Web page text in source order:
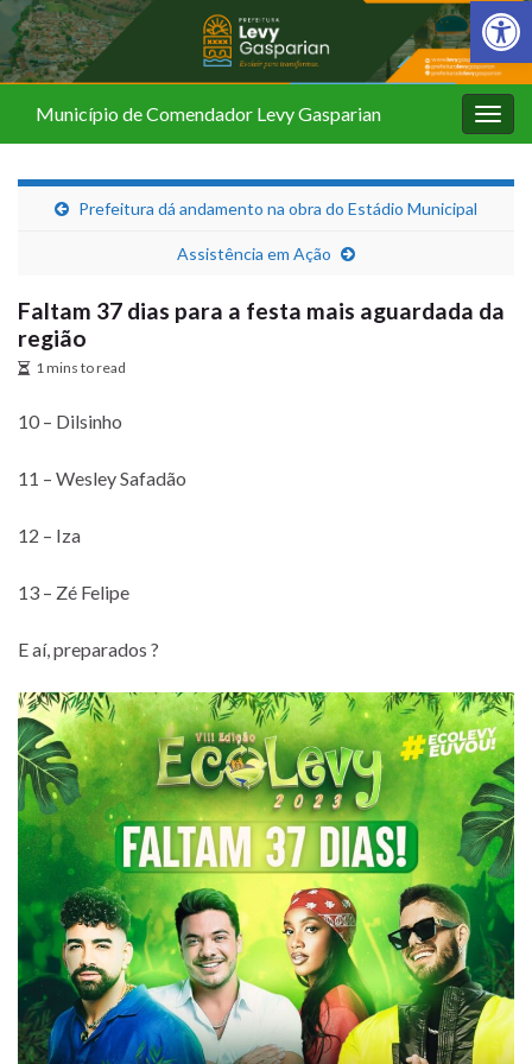
Barra de
Município de Comendador Levy Gasparian
Prefeitura dá andamento na obra do Estádio Municipal
Assistência em Ação
Faltam 37 dias para a festa mais aguardada da
região
1 mins to read
10 – Dilsinho
11 – Wesley Safadão
12 – Iza
13 – Zé Felipe
E aí, preparados ?